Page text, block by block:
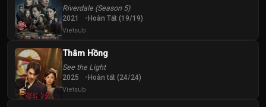
Riverdale (Season 5)
2021 Hoàn Tất (19/19)
Vietsub
Thâm Hồng
See the Light
2025 Hoàn tất (24/24)
Vietsub